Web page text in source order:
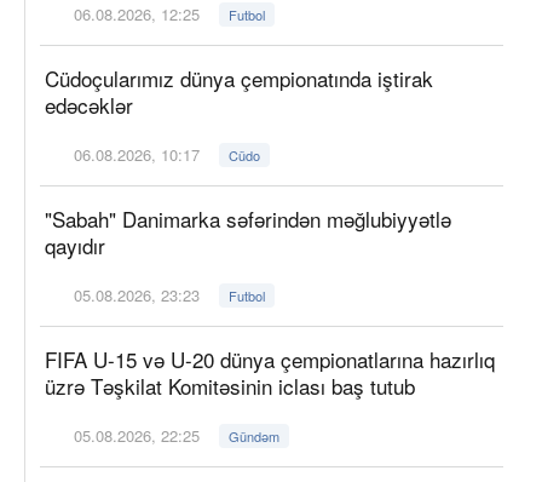
06.08.2026, 12:25 Futbol
Cüdoçularımız dünya çempionatında iştirak
edəcəklər
06.08.2026, 10:17 Cüdo
"Sabah" Danimarka səfərindən məğlubiyyətlə
qayıdır
05.08.2026, 23:23 Futbol
FIFA U-15 və U-20 dünya çempionatlarına hazırlıq
üzrə Təşkilat Komitəsinin iclası baş tutub
05.08.2026, 22:25 Gündəm